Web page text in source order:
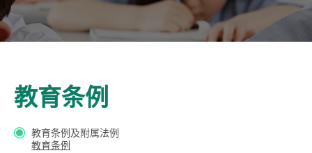
教育条例
教育条例及附属法例
教育条例